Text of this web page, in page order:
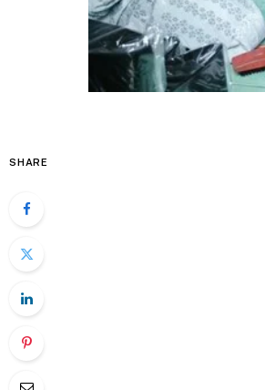
SHARE